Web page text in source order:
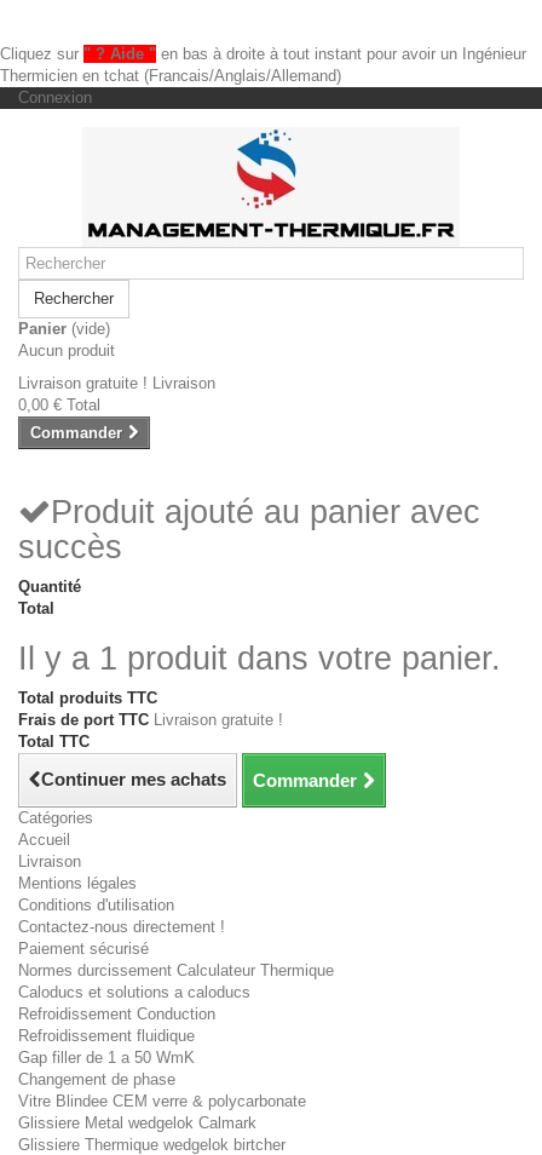
Cliquez sur " ? Aide " en bas à droite à tout instant pour avoir un Ingénieur
Thermicien en tchat (Francais/Anglais/Allemand)
Connexion
Rechercher
Panier (vide)
Aucun produit
Livraison gratuite ! Livraison
0,00 € Total
Commander
Produit ajouté au panier avec
succès
Quantité
Total
Il y a 1 produit dans votre panier.
Total produits TTC
Frais de port TTC Livraison gratuite !
Total TTC
Continuer mes achats Commander
Catégories
Accueil
Livraison
Mentions légales
Conditions d'utilisation
Contactez-nous directement !
Paiement sécurisé
Normes durcissement Calculateur Thermique
Caloducs et solutions a caloducs
Refroidissement Conduction
Refroidissement fluidique
Gap filler de 1 a 50 WmK
Changement de phase
Vitre Blindee CEM verre & polycarbonate
Glissiere Metal wedgelok Calmark
Glissiere Thermique wedgelok birtcher